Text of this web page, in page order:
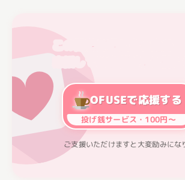
この記事が役に立ったら
応援していただけると嬉し
OFUSEで応援する
投げ銭サービス・100円～
ご支援いただけますと大変励みにな